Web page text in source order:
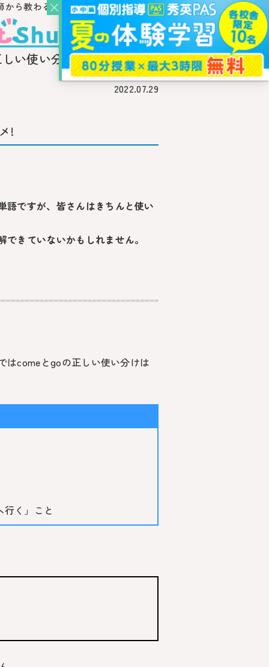
から教わるウェブ・メディア
い使い分け
2022.07.29
!
語ですが、皆さんはきちんと使い
きていないかもしれません。
はcomeとgoの正しい使い分けは
く」こと